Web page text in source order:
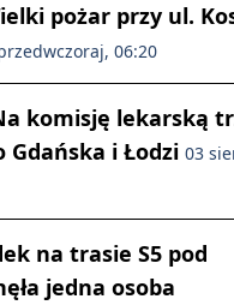
pożar przy ul.
06:20
komisję lekarską
Gdańska i Łodzi 03
na trasie S5 pod
jedna osoba